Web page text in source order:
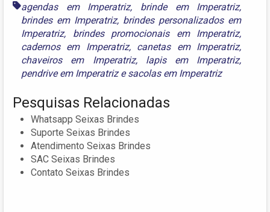
agendas em Imperatriz, brinde em Imperatriz,
brindes em Imperatriz, brindes personalizados em
Imperatriz, brindes promocionais em Imperatriz,
cadernos em Imperatriz, canetas em Imperatriz,
chaveiros em Imperatriz, lapis em Imperatriz,
pendrive em Imperatrizesacolas em Imperatriz
Pesquisas Relacionadas
Whatsapp Seixas Brindes
Suporte Seixas Brindes
Atendimento Seixas Brindes
SAC Seixas Brindes
Contato Seixas Brindes